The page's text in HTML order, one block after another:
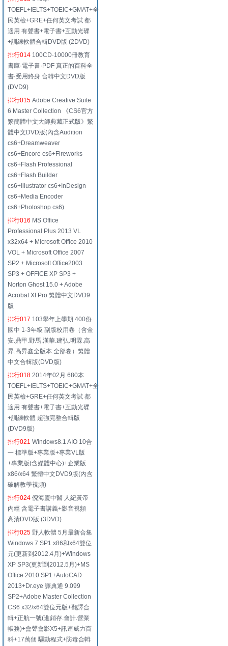
TOEFL+IELTS+TOEIC+GMAT+全
民英檢+GRE+任何英文考試 都
適用 有聲書+電子書+互動光碟
+訓練軟體合輯DVD版 (2DVD)
排行014 100CD·10000冊教育
書庫·電子書·PDF 真正的百科全
書·受用終身 合輯中文DVD版
(DVD9)
排行015 Adobe Creative Suite
6 Master Collection 《CS6官方
繁簡體中文大師典藏正式版》繁
體中文DVD版(內含Audition
cs6+Dreamweaver
cs6+Encore cs6+Fireworks
cs6+Flash Professional
cs6+Flash Builder
cs6+Illustrator cs6+InDesign
cs6+Media Encoder
cs6+Photoshop cs6)
排行016 MS Office
Professional Plus 2013 VL
x32x64 + Microsoft Office 2010
VOL + Microsoft Office 2007
SP2 + Microsoft Office2003
SP3 + OFFICE XP SP3 +
Norton Ghost 15.0 + Adobe
Acrobat XI Pro 繁體中文DVD9
版
排行017 103學年上學期 400份
國中 1-3年級 副版校用卷（含金
安.鼎甲.野馬.漢華.建弘.明霖.高
昇.高昇鑫全版本.全部卷）繁體
中文合輯版(DVD版)
排行018 2014年02月 680本
TOEFL+IELTS+TOEIC+GMAT+全
民英檢+GRE+任何英文考試 都
適用 有聲書+電子書+互動光碟
+訓練軟體 超強完整合輯版
(DVD9版)
排行021 Windows8.1 AIO 10合
一 標準版+專業版+專業VL版
+專業版(含媒體中心)+企業版
x86/x64 繁體中文DVD9版(內含
破解教學視頻)
排行024 倪海廈中醫 人紀黃帝
內經 含電子書講義+影音視頻
高清DVD版 (3DVD)
排行025 野人軟體 5月最新合集
Windows 7 SP1 x86和x64雙位
元(更新到2012.4月)+Windows
XP SP3(更新到2012.5月)+MS
Office 2010 SP1+AutoCAD
2013+Dr.eye 譯典通 9.099
SP2+Adobe Master Collection
CS6 x32/x64雙位元版+翻譯合
輯+正航一號(進銷存.會計.營業
帳務)+會聲會影X5+訊連威力百
科+17萬個 驅動程式+防毒合輯